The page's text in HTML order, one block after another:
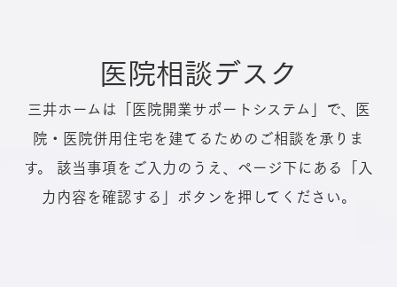
医院相談デスク
三井ホームは「医院開業サポートシステム」で、医
院・医院併用住宅を建てるためのご相談を承りま
す。
該当事項をご入力のうえ、ページ下にある「入
力内容を確認する」ボタンを押してください。